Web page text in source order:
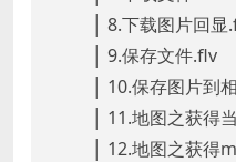
│ 8.下载图片回显
│ 9.保存文件.flv
│ 10.保存图片到
│ 11.地图之获得
│ 12.地图之获得